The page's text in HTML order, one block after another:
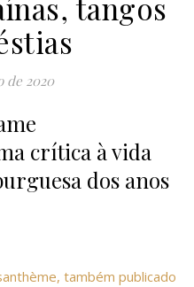
tangos
de 2020
crítica à vida
dos anos
também publicado